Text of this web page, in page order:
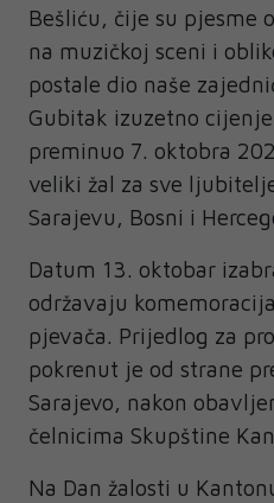
Bešliću, čije su pjesme
na muzičkoj sceni i
postale dio naše
Gubitak izuzetno
preminuo 7. oktobra
veliki žal za sve
Sarajevu, Bosni i
Datum 13. oktobar
održavaju
pjevača. Prijedlog za
pokrenut je od strane
Sarajevo, nakon
čelnicima Skupštine
Na Dan žalosti u